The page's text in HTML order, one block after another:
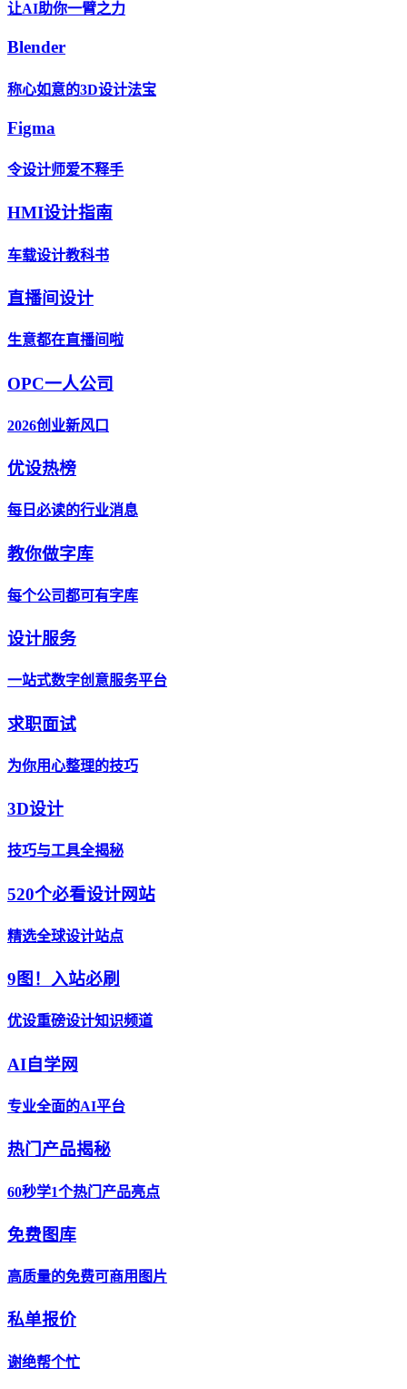
让AI助你一臂之力
Blender
称心如意的3D设计法宝
Figma
令设计师爱不释手
HMI设计指南
车载设计教科书
直播间设计
生意都在直播间啦
OPC一人公司
2026创业新风口
优设热榜
每日必读的行业消息
教你做字库
每个公司都可有字库
设计服务
一站式数字创意服务平台
求职面试
为你用心整理的技巧
3D设计
技巧与工具全揭秘
520个必看设计网站
精选全球设计站点
9图！入站必刷
优设重磅设计知识频道
AI自学网
专业全面的AI平台
热门产品揭秘
60秒学1个热门产品亮点
免费图库
高质量的免费可商用图片
私单报价
谢绝帮个忙